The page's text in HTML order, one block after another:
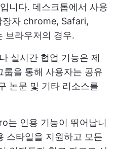
니다. 데스크톱에서 사용
장자 chrome, Safari,
브라우저의 경우.
실시간 협업 기능은 제
을 통해 사용자는 공유
논문 및 기타 리소스를
는 인용 기능이 뛰어납니
스타일을 지원하고 모든